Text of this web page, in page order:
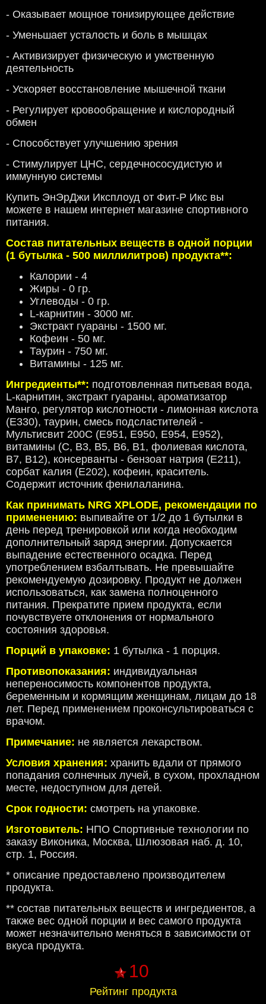
- Оказывает мощное тонизирующее действие
- Уменьшает усталость и боль в мышцах
- Активизирует физическую и умственную
деятельность
- Ускоряет восстановление мышечной ткани
- Регулирует кровообращение и кислородный
обмен
- Способствует улучшению зрения
- Стимулирует ЦНС, сердечнососудистую и
иммунную системы
Купить ЭнЭрДжи Иксплоуд от Фит-Р Икс вы
можете в нашем интернет магазине спортивного
питания.
Состав питательных веществ в одной порции
(1 бутылка - 500 миллилитров) продукта**:
Калории - 4
Жиры - 0 гр.
Углеводы - 0 гр.
L-карнитин - 3000 мг.
Экстракт гуараны - 1500 мг.
Кофеин - 50 мг.
Таурин - 750 мг.
Витамины - 125 мг.
Ингредиенты**: подготовленная питьевая вода,
L-карнитин, экстракт гуараны, ароматизатор
Манго, регулятор кислотности - лимонная кислота
(Е330), таурин, смесь подсластителей -
Мультисвит 200С (Е951, Е950, Е954, Е952),
витамины (С, В3, В5, В6, В1, фолиевая кислота,
В7, В12), консерванты - бензоат натрия (Е211),
сорбат калия (Е202), кофеин, краситель.
Содержит источник фенилаланина.
Как принимать NRG XPLODE, рекомендации по
применению: выпивайте от 1/2 до 1 бутылки в
день перед тренировкой или когда необходим
дополнительный заряд энергии. Допускается
выпадение естественного осадка. Перед
употреблением взбалтывать. Не превышайте
рекомендуемую дозировку. Продукт не должен
использоваться, как замена полноценного
питания. Прекратите прием продукта, если
почувствуете отклонения от нормального
состояния здоровья.
Порций в упаковке: 1 бутылка - 1 порция.
Противопоказания: индивидуальная
непереносимость компонентов продукта,
беременным и кормящим женщинам, лицам до 18
лет. Перед применением проконсультироваться с
врачом.
Примечание: не является лекарством.
Условия хранения: хранить вдали от прямого
попадания солнечных лучей, в сухом, прохладном
месте, недоступном для детей.
Срок годности: смотреть на упаковке.
Изготовитель: НПО Спортивные технологии по
заказу Виконика, Москва, Шлюзовая наб. д. 10,
стр. 1, Россия.
* описание предоставлено производителем
продукта.
** состав питательных веществ и ингредиентов, а
также вес одной порции и вес самого продукта
может незначительно меняться в зависимости от
вкуса продукта.
10
Рейтинг продукта